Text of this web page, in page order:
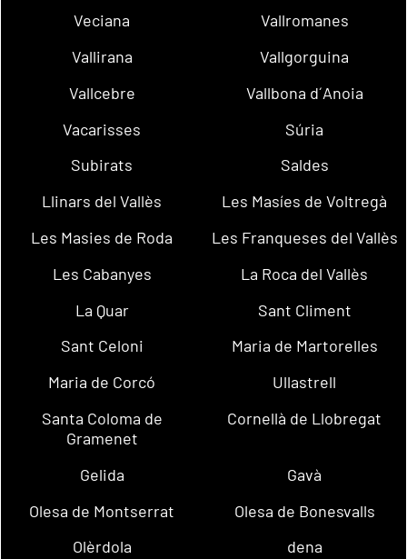
Veciana
Vallromanes
Vallirana
Vallgorguina
Vallcebre
Vallbona d´Anoia
Vacarisses
Súria
Subirats
Saldes
Llinars del Vallès
Les Masíes de Voltregà
Les Masies de Roda
Les Franqueses del Vallès
Les Cabanyes
La Roca del Vallès
La Quar
Sant Climent
Sant Celoni
Maria de Martorelles
Maria de Corcó
Ullastrell
Santa Coloma de
Gramenet
Cornellà de Llobregat
Gelida
Gavà
Olesa de Montserrat
Olesa de Bonesvalls
Olèrdola
dena